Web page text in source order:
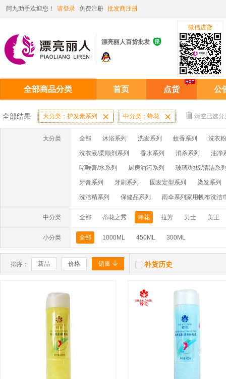
阿九助手欢迎您！ 请登录 免费注册 批发商注册
漂亮丽人百货批发 
微信进货
全部商品分类 首页 点货 公
全部结果 大分类：护发素系列  中分类：蜂花  清空已选分
大分类 全部 沐浴系列 洗发系列 蚊香系列 洗衣
洗衣液/柔顺剂系列 香水系列 消杀系列 油净
啫喱膏/水系列 厨房油污系列 玻璃/地板/清洁系
牙膏系列 牙刷系列 固发定型系列 染发系列
洗洁精系列 保健品系列 雨伞系列家用帆布洗洁
中分类 全部 蒂花之秀 蜂花 拉芳 力士 美王
小分类 全部 1000ML 450ML 300ML
排序： 新品 价格 销量   补货历史